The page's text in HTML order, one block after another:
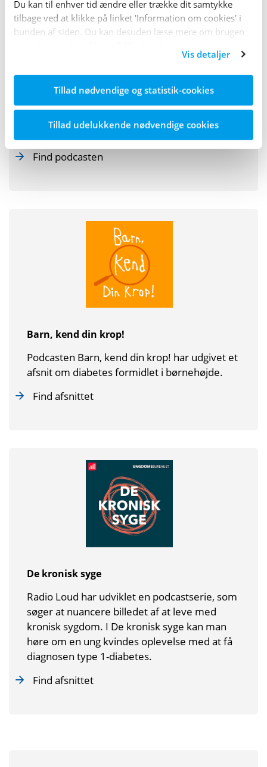
Du kan til enhver tid ændre eller trække dit samtykke
tilbage ved at klikke på linket 'Information om cookies' i
bunden af siden. Du kan desuden læse mere om brugen
Vis detaljer
Tillad nødvendige og statistik-cookies
Tillad udelukkende nødvendige cookies
SukkerSygt er en samtalepodcast, der handler
om livet som ung med type 1-diabetes på
godt og ondt.
Find podcasten
Barn, kend din krop!
Podcasten Barn, kend din krop! har udgivet et
afsnit om diabetes formidlet i børnehøjde.
Find afsnittet
De kronisk syge
Radio Loud har udviklet en podcastserie, som
søger at nuancere billedet af at leve med
kronisk sygdom. I De kronisk syge kan man
høre om en ung kvindes oplevelse med at få
diagnosen type 1-diabetes.
Find afsnittet